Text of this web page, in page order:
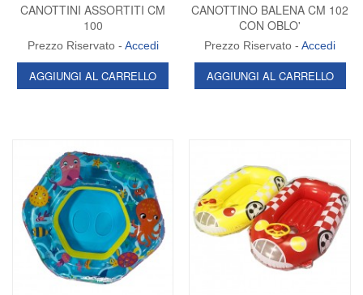
CANOTTINI ASSORTITI CM
100
Prezzo Riservato - Accedi
AGGIUNGI AL CARRELLO
CANOTTINO BALENA CM 102
CON OBLO'
Prezzo Riservato -Accedi
AGGIUNGI AL CARRELLO